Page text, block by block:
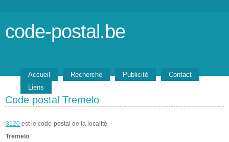
code-postal.be
Accueil Recherche Publicité
Contact
Liens
Code postal Tremelo
3120 est le code postal de la localité
Tremelo.